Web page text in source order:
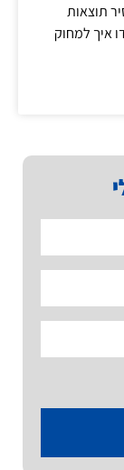
תוצאות
איך למחוק